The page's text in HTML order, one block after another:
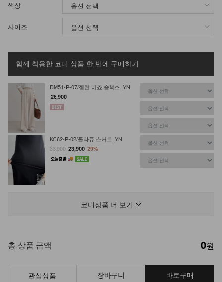
색상
사이즈
함께 착용한 코디 상품 한 번에 구매하기
DM51-P-07/젤린 비죠 슬랙스_YN
26,900
KO62-P-02/콜라쥬 스커트_YN
33,900 23,900 29%
32,460 7%
DM41-T-35/아라비아 롱 패드 나시
+DM41-T-36/나오미
코디상품 더 보기
총 상품 금액 0원
관심상품 장바구니 바로구매